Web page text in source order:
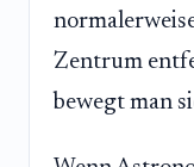
Zentrum
bewegt man